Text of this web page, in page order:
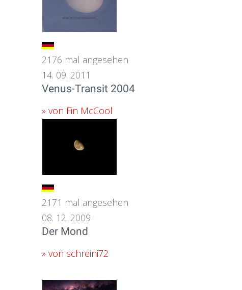
2176 mal angesehen
14. 09. 2011
Venus-Transit 2004
» von Fin McCool
2171 mal angesehen
08. 12. 2009
Der Mond
» von schreini72